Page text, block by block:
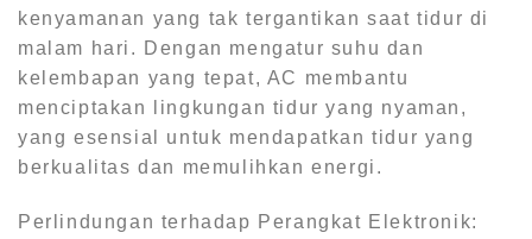
kenyamanan yang tak tergantikan saat tidur di
malam hari. Dengan mengatur suhu dan
kelembapan yang tepat, AC membantu
menciptakan lingkungan tidur yang nyaman,
yang esensial untuk mendapatkan tidur yang
berkualitas dan memulihkan energi.
Perlindungan terhadap Perangkat Elektronik: